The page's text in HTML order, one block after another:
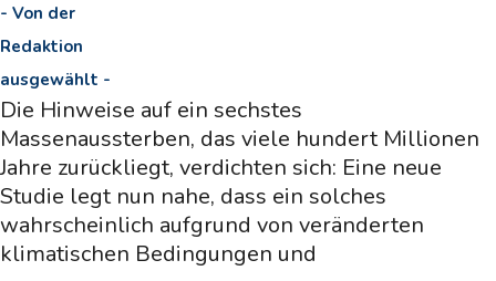
- Von der
Redaktion
ausgewählt -
Die Hinweise auf ein sechstes
Massenaussterben, das viele hundert Millionen
Jahre zurückliegt, verdichten sich: Eine neue
Studie legt nun nahe, dass ein solches
wahrscheinlich aufgrund von veränderten
klimatischen Bedingungen und